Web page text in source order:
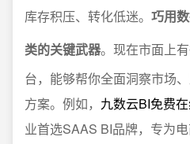
库存积压、转化低迷。 巧用
类的关键武器。现在市面上
台，能够帮你全面洞察市场
方案。例如， 九数云BI免费
业首选SAAS BI品牌，专为